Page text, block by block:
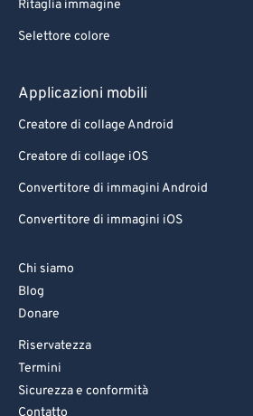
Ritaglia immagine
Selettore colore
Applicazioni mobili
Creatore di collage Android
Creatore di collage iOS
Convertitore di immagini Android
Convertitore di immagini iOS
Chi siamo
Blog
Donare
Riservatezza
Termini
Sicurezza e conformità
Contatto